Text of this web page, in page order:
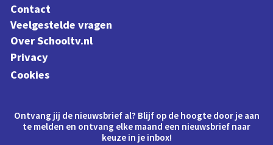
Contact
Veelgestelde vragen
Over Schooltv.nl
Privacy
Cookies
Ontvang jij de nieuwsbrief al? Blijf op de hoogte door je aan
te melden en ontvang elke maand een nieuwsbrief naar
keuze in je inbox!